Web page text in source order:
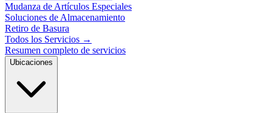
Mudanza de Artículos Especiales
Soluciones de Almacenamiento
Retiro de Basura
Todos los Servicios →
Resumen completo de servicios
Ubicaciones